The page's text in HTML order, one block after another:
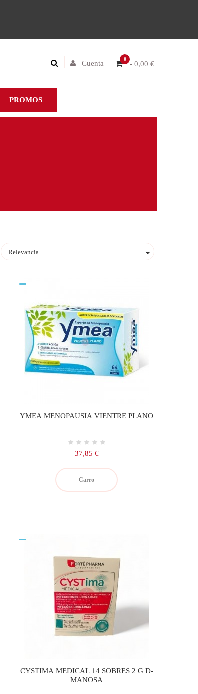
0
- 0,00 €
Cuenta
PROMOS
Relevancia 
YMEA MENOPAUSIA VIENTRE PLANO
Precio
37,85 €
Carro
CYSTIMA MEDICAL 14 SOBRES 2 G D-
MANOSA